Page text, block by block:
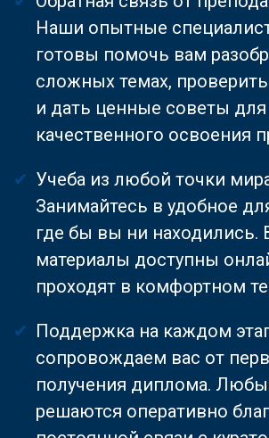
Наши опытные
готовы помочь вам
сложных темах,
и дать ценные советы для
качественного освоения
Учеба из любой точки
Занимайтесь в удобное
где бы вы ни находились.
материалы доступны
проходят в комфортном
Поддержка на каждом
сопровождаем вас от
получения диплома.
решаются оперативно